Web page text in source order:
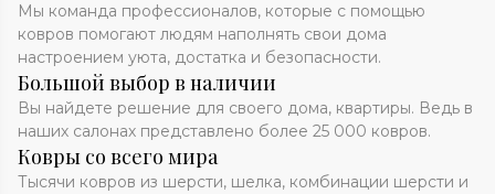
Мы команда профессионалов, которые с помощью
ковров помогают людям наполнять свои дома
настроением уюта, достатка и безопасности.
Большой выбор в наличии
Вы найдете решение для своего дома, квартиры. Ведь в
наших салонах представлено более 25 000 ковров.
Ковры со всего мира
Тысячи ковров из шерсти, шелка, комбинации шерсти и